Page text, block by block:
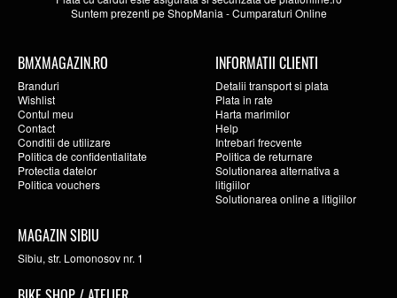
Suntem prezenti peShopMania -Cumparaturi Online
BMXMAGAZIN.RO
Branduri
Wishlist
Contul meu
Contact
Conditii de utilizare
Politica de confidentialitate
Protectia datelor
Politica vouchers
INFORMATII CLIENTI
Detalii transport si plata
Plata in rate
Harta marimilor
Help
Intrebari frecvente
Politica de returnare
Solutionarea alternativa a
litigiilor
Solutionarea online a litigiilor
MAGAZIN SIBIU
Sibiu, str. Lomonosov nr. 1